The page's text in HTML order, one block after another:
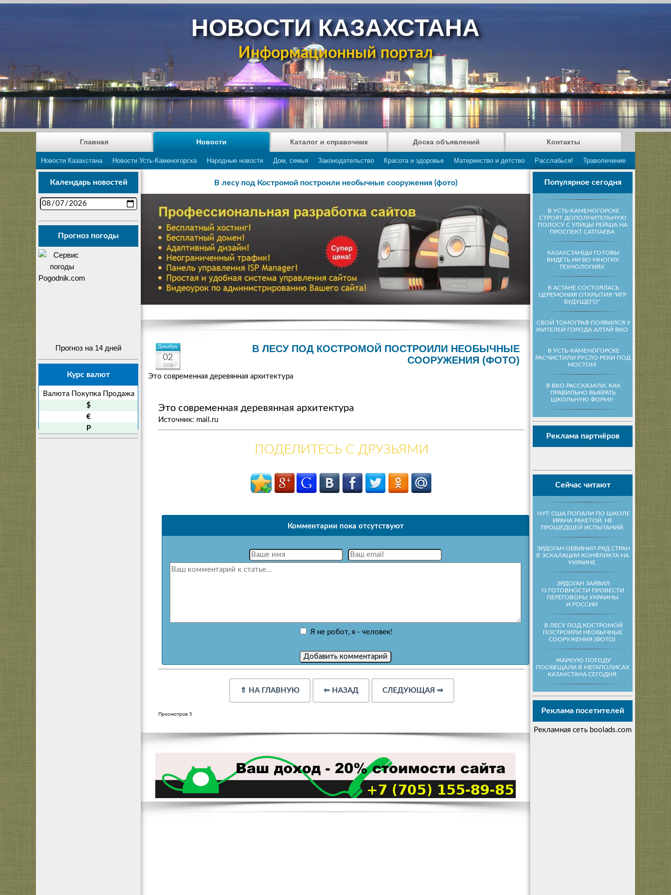
НОВОСТИ КАЗАХСТАНА
Информационный портал
Главная Новости
Новости Казахстана Новости Усть-Каменогорска Народные новости Дом, семья Законодательство Красота и здоровье Материнство и детство Расслабься! Траволечение
Каталог и справочник Доска объявлений Контакты
Популярное сегодня
В УСТЬ-КАМЕНОГОРСКЕ
СТРОЯТ ДОПОЛНИТЕЛЬНУЮ
ПОЛОСУ С УЛИЦЫ РЕЙША НА
ПРОСПЕКТ САТПАЕВА
КАЗАХСТАНЦЫ ГОТОВЫ
ВИДЕТЬ ИИ ВО МНОГИХ
ТЕХНОЛОГИЯХ
В АСТАНЕ СОСТОЯЛАСЬ
ЦЕРЕМОНИЯ ОТКРЫТИЯ "ИГР
БУДУЩЕГО"
СВОЙ ТОМОГРАФ ПОЯВИЛСЯ У
ЖИТЕЛЕЙ ГОРОДА АЛТАЙ ВКО
В УСТЬ-КАМЕНОГОРСКЕ
РАСЧИСТИЛИ РУСЛО РЕКИ ПОД
МОСТОМ
В ВКО РАССКАЗАЛИ, КАК
ПРАВИЛЬНО ВЫБРАТЬ
ШКОЛЬНУЮ ФОРМУ
Реклама партнёров
Сейчас читают
NYT: США ПОПАЛИ ПО ШКОЛЕ
ИРАНА РАКЕТОЙ, НЕ
ПРОШЕДШЕЙ ИСПЫТАНИЙ
ЭРДОГАН ОБВИНИЛ РЯД СТРАН
В ЭСКАЛАЦИИ КОНФЛИКТА НА
УКРАИНЕ
ЭРДОГАН ЗАЯВИЛ
О ГОТОВНОСТИ ПРОВЕСТИ
ПЕРЕГОВОРЫ УКРАИНЫ
И РОССИИ
В ЛЕСУ ПОД КОСТРОМОЙ
ПОСТРОИЛИ НЕОБЫЧНЫЕ
СООРУЖЕНИЯ (ФОТО)
ЖАРКУЮ ПОГОДУ
ПООБЕЩАЛИ В МЕГАПОЛИСАХ
КАЗАХСТАНА СЕГОДНЯ
Реклама посетителей
Рекламная сеть boolads.com
Календарь новостей
Прогноз погоды
Прогноз на 14 дней
Курс валют
Валюта Покупка
Продажа
$
€
P
В лесу под Костромой построили необычные сооружения (фото)
Декабрь
02
2018
В ЛЕСУ ПОД КОСТРОМОЙ ПОСТРОИЛИ НЕОБЫЧНЫЕ
СООРУЖЕНИЯ (ФОТО)
Это современная деревянная архитектура
Это современная деревянная архитектура
Источник: mail.ru
ПОДЕЛИТЕСЬ С ДРУЗЬЯМИ
Комментарии пока отсутствуют
Я не робот, я - человек!
⇑ НА ГЛАВНУЮ ⇐ НАЗАД СЛЕДУЮЩАЯ ⇒
Просмотров 5